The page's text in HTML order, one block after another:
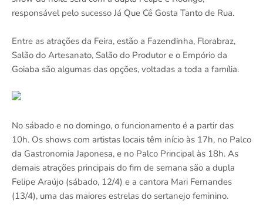
responsável pelo sucesso Já Que Cê Gosta Tanto de Rua.
Entre as atrações da Feira, estão a Fazendinha, Florabraz,
Salão do Artesanato, Salão do Produtor e o Empório da
Goiaba são algumas das opções, voltadas a toda a família.
No sábado e no domingo, o funcionamento é a partir das
10h. Os shows com artistas locais têm início às 17h, no Palco
da Gastronomia Japonesa, e no Palco Principal às 18h. As
demais atrações principais do fim de semana são a dupla
Felipe Araújo (sábado, 12/4) e a cantora Mari Fernandes
(13/4), uma das maiores estrelas do sertanejo feminino.